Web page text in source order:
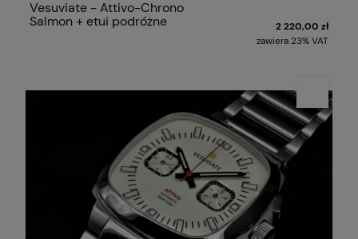
Vesuviate - Attivo-Chrono
Salmon + etui podróżne
2 220,00 zł
zawiera 23% VAT